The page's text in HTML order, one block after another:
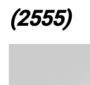
(2555)